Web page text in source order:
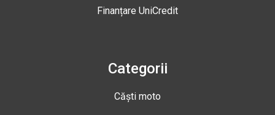
Finanțare UniCredit
Categorii
Căști moto